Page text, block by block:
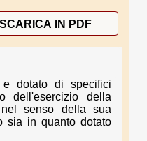
SCARICA IN PDF
e dotato di specifici
dell'esercizio della
senso della sua
sia in quanto dotato